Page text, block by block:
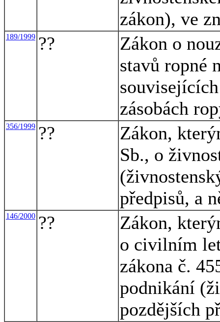
zákon), ve
189/1999 ??
Zákon o
stavů ropné
zásobách
356/1999 ??
Zákon,
Sb., o
předpisů, a
146/2000 ??
Zákon,
o civilním
zákona č.
podnikání
pozdějších